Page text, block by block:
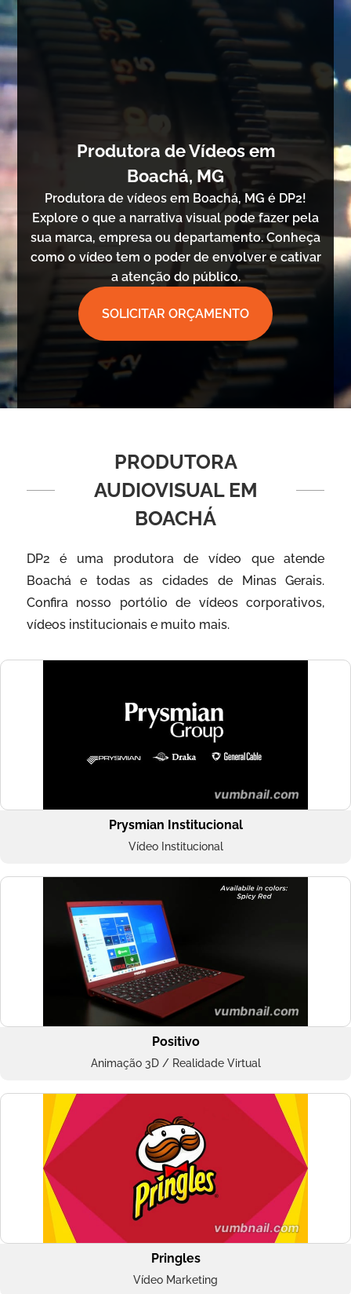
Produtora de Vídeos em
Boachá, MG
Produtora de vídeos em Boachá, MG é DP2!
Explore o que a narrativa visual pode fazer pela
sua marca, empresa ou departamento. Conheça
como o vídeo tem o poder de envolver e cativar
a atenção do público.
SOLICITAR ORÇAMENTO
PRODUTORA
AUDIOVISUAL EM
BOACHÁ
DP2 é uma produtora de vídeo que atende
Boachá e todas as cidades de Minas Gerais.
Confira nosso portólio de vídeos corporativos,
vídeos institucionais e muito mais.
Prysmian Institucional
Vídeo Institucional
Positivo
Animação 3D / Realidade Virtual
Pringles
Vídeo Marketing